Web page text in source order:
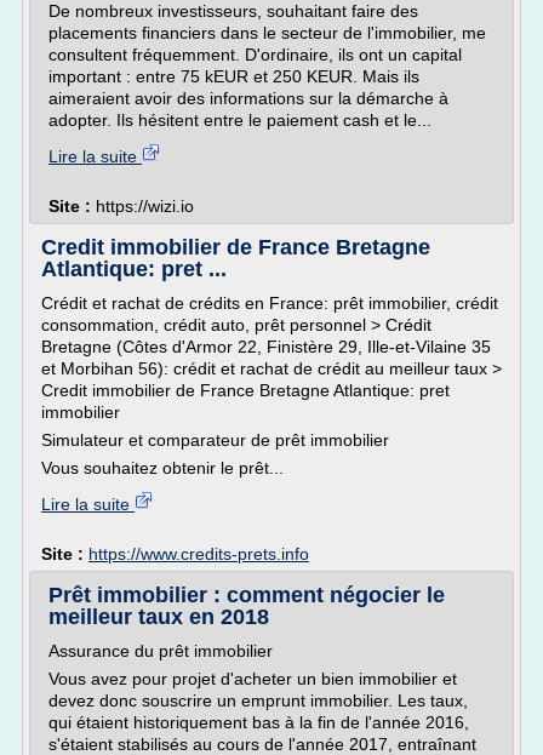
De nombreux investisseurs, souhaitant faire des
placements financiers dans le secteur de l'immobilier, me
consultent fréquemment. D'ordinaire, ils ont un capital
important : entre 75 kEUR et 250 KEUR. Mais ils
aimeraient avoir des informations sur la démarche à
adopter. Ils hésitent entre le paiement cash et le...
Lire la suite
Site : https://wizi.io
Credit immobilier de France Bretagne
Atlantique: pret ...
Crédit et rachat de crédits en France: prêt immobilier, crédit
consommation, crédit auto, prêt personnel > Crédit
Bretagne (Côtes d'Armor 22, Finistère 29, Ille-et-Vilaine 35
et Morbihan 56): crédit et rachat de crédit au meilleur taux >
Credit immobilier de France Bretagne Atlantique: pret
immobilier
Simulateur et comparateur de prêt immobilier
Vous souhaitez obtenir le prêt...
Lire la suite
Site : https://www.credits-prets.info
Prêt immobilier : comment négocier le
meilleur taux en 2018
Assurance du prêt immobilier
Vous avez pour projet d'acheter un bien immobilier et
devez donc souscrire un emprunt immobilier. Les taux,
qui étaient historiquement bas à la fin de l'année 2016,
s'étaient stabilisés au cours de l'année 2017, entraînant